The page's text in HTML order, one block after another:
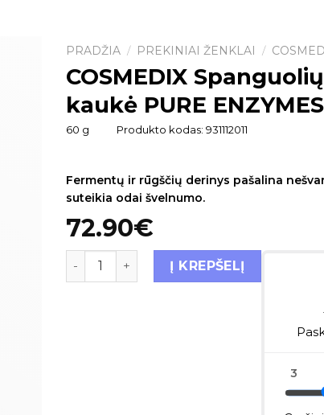
PRADŽIA / PREKINIAI ŽENKLAI /
COSMEDIX
kaukė PURE ENZYMES
60 g Produkto kodas: 931112011
Fermentų ir rūgščių derinys pašalina
suteikia odai švelnumo.
72.90€
Į KREPŠELĮ